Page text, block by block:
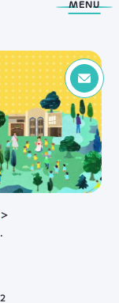
トップページ
ついて
要
開
MENU
＞
作りました。